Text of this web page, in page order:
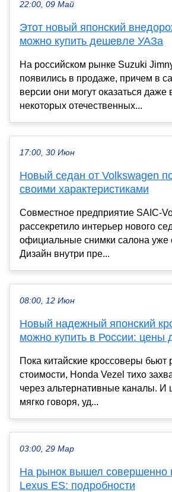
22:00, 09 Май
Этот новый японский
можно купить дешевле УАЗа
На российском рынке Suzuki
появились в продаже, причем в
версии они могут оказаться даже
некоторых отечественных...
17:00, 30 Июн
Новый седан от Volkswagen
своими характеристиками
Совместное предприятие SAIC-
рассекретило интерьер нового
официальные снимки салона уже
Дизайн внутри пре...
08:00, 12 Июн
Новый надежный японский
можно купить в России: цены
Пока китайские кроссоверы бьют
стоимости, Honda Vezel тихо
через альтернативные каналы. И
мягко говоря, уд...
03:00, 29 Мар
На рынок вышел совершенно
Lexus ES: подробности